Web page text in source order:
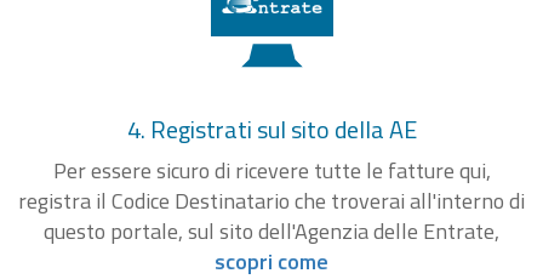
4. Registrati sul sito della AE
Per essere sicuro di ricevere tutte le fatture qui,
registra il Codice Destinatario che troverai all'interno di
questo portale, sul sito dell'Agenzia delle Entrate,
scopri come